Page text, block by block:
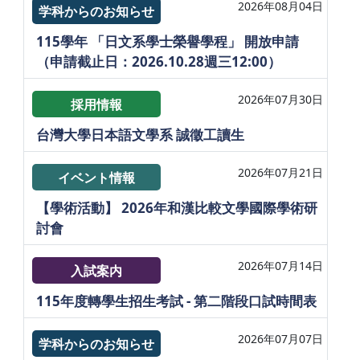
学科からのお知らせ 2026年08月04日
115學年 「日文系學士榮譽學程」 開放申請
（申請截止日：2026.10.28週三12:00）
採用情報 2026年07月30日
台灣大學日本語文學系 誠徵工讀生
イベント情報 2026年07月21日
【學術活動】 2026年和漢比較文學國際學術研
討會
入試案内 2026年07月14日
115年度轉學生招生考試 - 第二階段口試時間表
学科からのお知らせ 2026年07月07日